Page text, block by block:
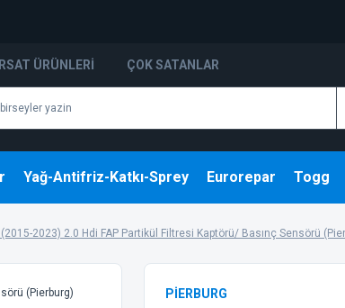
ÜRÜNLERI ÇOK SATANLAR
Yağ-Antifriz-Katkı-Sprey Eurorepar Togg
2023) 2.0 Hdi FAP Partikül Filtresi Kaptörü/ Basınç Sensörü
PİERBURG